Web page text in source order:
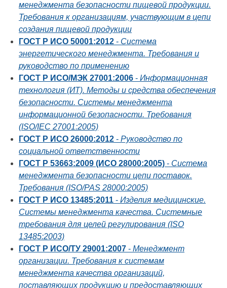
менеджмента безопасности пищевой продукции.
Требования к организациям, участвующим в цепи
создания пищевой продукции
ГОСТ Р ИСО 50001:2012 - Система
энергетического менеджмента. Требования и
руководство по применению
ГОСТ Р ИСО/МЭК 27001:2006 - Информационная
технология (ИТ). Методы и средства обеспечения
безопасности. Системы менеджмента
информационной безопасности. Требования
(ISO/IEC 27001:2005)
ГОСТ Р ИСО 26000:2012 - Руководство по
социальной ответственности
ГОСТ Р 53663:2009 (ИСО 28000:2005) - Система
менеджмента безопасности цепи поставок.
Требования (ISO/PAS 28000:2005)
ГОСТ Р ИСО 13485:2011 - Изделия медицинские.
Системы менеджмента качества. Системные
требования для целей регулирования (ISO
13485:2003)
ГОСТ Р ИСО/ТУ 29001:2007 - Менеджмент
организации. Требования к системам
менеджмента качества организаций,
поставляющих продукцию и предоставляющих